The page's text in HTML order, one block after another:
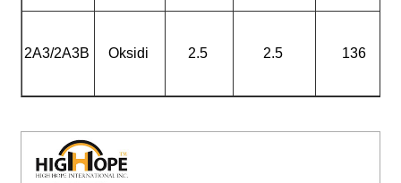
2A3/2A3B Oksidi 2.5 2.5 136